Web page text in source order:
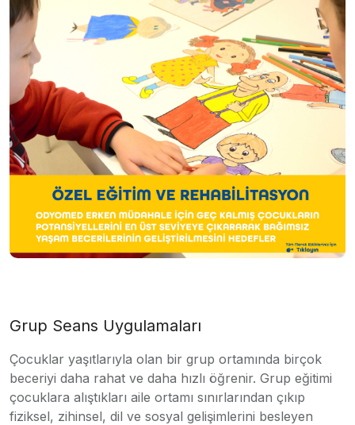
Grup Seans Uygulamaları
Çocuklar yaşıtlarıyla olan bir grup ortamında birçok
beceriyi daha rahat ve daha hızlı öğrenir. Grup eğitimi
çocuklara alıştıkları aile ortamı sınırlarından çıkıp
fiziksel, zihinsel, dil ve sosyal gelişimlerini besleyen